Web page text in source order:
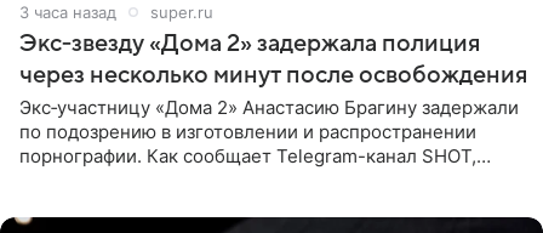
3 часа назад super.ru
Экс‑звезду «Дома 2» задержала полиция
через несколько минут после освобождения
Экс‑участницу «Дома 2» Анастасию Брагину задержали
по подозрению в изготовлении и распространении
порнографии. Как сообщает Telegram-канал SHOT,